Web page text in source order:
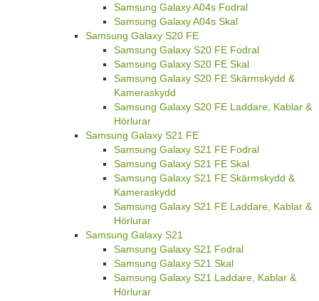
Samsung Galaxy A04s Fodral
Samsung Galaxy A04s Skal
Samsung Galaxy S20 FE
Samsung Galaxy S20 FE Fodral
Samsung Galaxy S20 FE Skal
Samsung Galaxy S20 FE Skärmskydd &
Kameraskydd
Samsung Galaxy S20 FE Laddare, Kablar &
Hörlurar
Samsung Galaxy S21 FE
Samsung Galaxy S21 FE Fodral
Samsung Galaxy S21 FE Skal
Samsung Galaxy S21 FE Skärmskydd &
Kameraskydd
Samsung Galaxy S21 FE Laddare, Kablar &
Hörlurar
Samsung Galaxy S21
Samsung Galaxy S21 Fodral
Samsung Galaxy S21 Skal
Samsung Galaxy S21 Laddare, Kablar &
Hörlurar